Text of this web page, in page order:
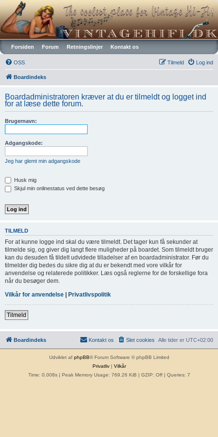
Vintagehifi.dk
Forsiden Forum Retningslinjer Kontakt os
OSS Log ind
Tilmeld
Boardindeks
Boardadministratoren kræver at du er tilmeldt og logget ind
for at læse dette forum.
Brugernavn:
Adgangskode:
Jeg har glemt min adgangskode
Husk mig
Skjul min onlinestatus ved dette besøg
TILMELD
For at kunne logge ind skal du være tilmeldt. Det tager kun få sekunder at
tilmelde sig, og giver dig langt flere muligheder på boardet. Som tilmeldt bruger
kan du desuden få tildelt udvidede tilladelser af en boardadministrator. Før du
tilmelder dig bedes du sikre dig at du er bekendt med vore vilkår for
anvendelse og relaterede politikker. Læs også reglerne for de forskellige fora
når du besøger dem.
Vilkår for anvendelse
Privatlivspolitik
Tilmeld
Boardindeks Alle tider er UTC+02:00
Slet cookies
Kontakt os
Udviklet af phpBB® Forum Software © phpBB Limited
Privatliv| Vilkår
Time: 0.008s| Peak Memory Usage: 769.26 KiB | GZIP: Off | Queries: 7